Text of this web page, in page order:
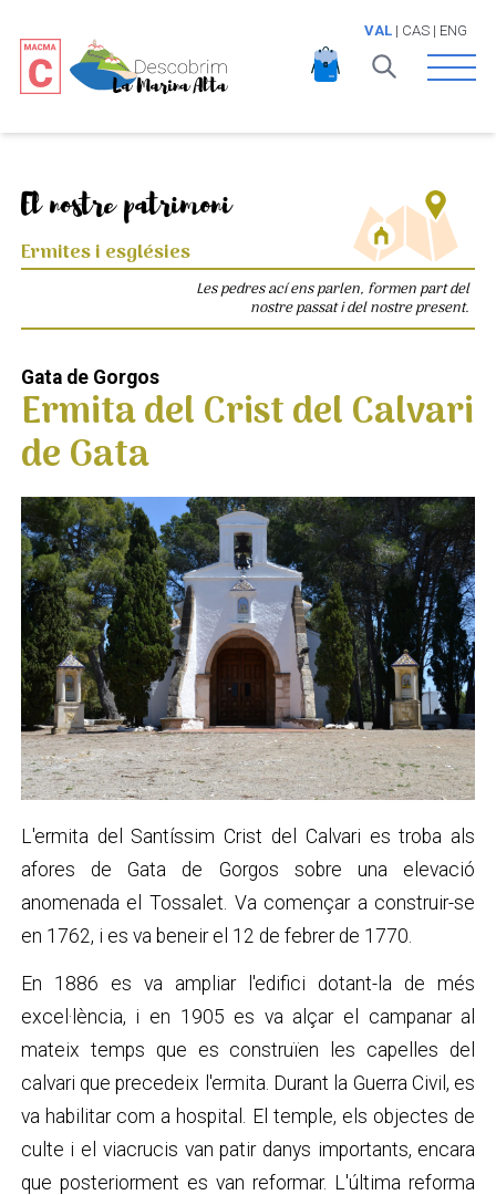
VAL| CAS| ENG
Open
El nostre patrimoni
Ermites i esglésies
Les pedres ací ens parlen, formen part del
nostre passat i del nostre present.
Gata de Gorgos
Ermita del Crist del Calvari
de Gata
L'ermita del Santíssim Crist del Calvari es troba als
afores de Gata de Gorgos sobre una elevació
anomenada el Tossalet. Va començar a construir-se
en 1762, i es va beneir el 12 de febrer de 1770.
En 1886 es va ampliar l'edifici dotant-la de més
excel·lència, i en 1905 es va alçar el campanar al
mateix temps que es construïen les capelles del
calvari que precedeix l'ermita. Durant la Guerra Civil, es
va habilitar com a hospital. El temple, els objectes de
culte i el viacrucis van patir danys importants, encara
que posteriorment es van reformar. L'última reforma